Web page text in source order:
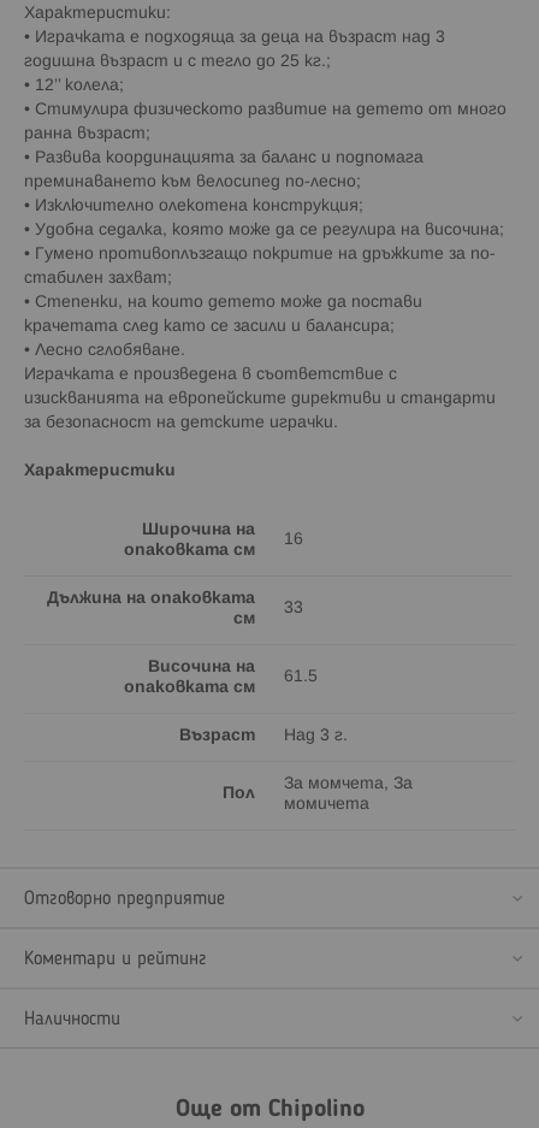
Характеристики:
• Играчката е подходяща за деца на възраст над 3
годишна възраст и с тегло до 25 кг.;
• 12’’ колела;
• Стимулира физическото развитие на детето от много
ранна възраст;
• Развива координацията за баланс и подпомага
преминаването към велосипед по-лесно;
• Изключително олекотена конструкция;
• Удобна седалка, която може да се регулира на височина;
• Гумено противоплъзгащо покритие на дръжките за по-
стабилен захват;
• Степенки, на които детето може да постави
крачетата след като се засили и балансира;
• Лесно сглобяване.
Играчката е произведена в съответствие с
изискванията на европейските директиви и стандарти
за безопасност на детските играчки.
Характеристики
Широчина на
опаковката см
16
Дължина на опаковката
см
33
Височина на
опаковката см
61.5
Възраст Над 3 г.
Пол
За момчета, За
момичета
Отговорно предприятие
Коментари и рейтинг
Наличности
Още от Chipolino